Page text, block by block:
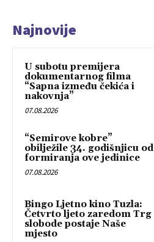
Najnovije
U subotu premijera
dokumentarnog filma
“Sapna između čekića i
nakovnja”
07.08.2026
“Semirove kobre”
obilježile 34. godišnjicu od
formiranja ove jedinice
07.08.2026
Bingo Ljetno kino Tuzla:
Četvrto ljeto zaredom Trg
slobode postaje Naše
mjesto